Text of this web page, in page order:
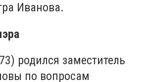
Иванова.
родился заместитель
по вопросам